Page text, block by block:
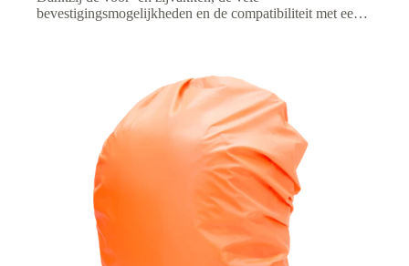
bevestigingsmogelijkheden en de compatibiliteit met een